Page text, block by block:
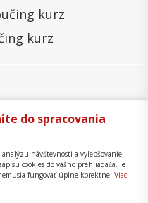
kurz
kurz
Správa cookies
Mapa stránky
Coaching College,
do spracovania
návštevnosti a vylepšovanie
cookies do vášho prehliadača, je
fungovať úplne korektne. Viac